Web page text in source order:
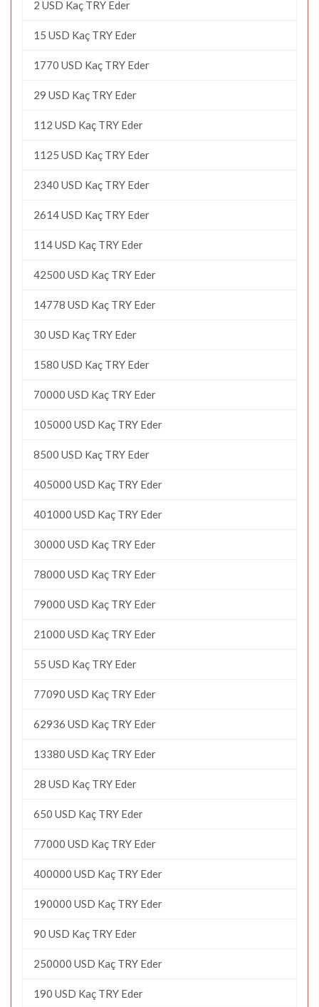
2 USD Kaç TRY Eder
15 USD Kaç TRY Eder
1770 USD Kaç TRY Eder
29 USD Kaç TRY Eder
112 USD Kaç TRY Eder
1125 USD Kaç TRY Eder
2340 USD Kaç TRY Eder
2614 USD Kaç TRY Eder
114 USD Kaç TRY Eder
42500 USD Kaç TRY Eder
14778 USD Kaç TRY Eder
30 USD Kaç TRY Eder
1580 USD Kaç TRY Eder
70000 USD Kaç TRY Eder
105000 USD Kaç TRY Eder
8500 USD Kaç TRY Eder
405000 USD Kaç TRY Eder
401000 USD Kaç TRY Eder
30000 USD Kaç TRY Eder
78000 USD Kaç TRY Eder
79000 USD Kaç TRY Eder
21000 USD Kaç TRY Eder
55 USD Kaç TRY Eder
77090 USD Kaç TRY Eder
62936 USD Kaç TRY Eder
13380 USD Kaç TRY Eder
28 USD Kaç TRY Eder
650 USD Kaç TRY Eder
77000 USD Kaç TRY Eder
400000 USD Kaç TRY Eder
190000 USD Kaç TRY Eder
90 USD Kaç TRY Eder
250000 USD Kaç TRY Eder
190 USD Kaç TRY Eder